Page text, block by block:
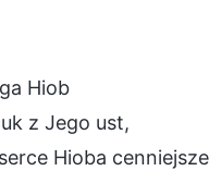
Hiob
z Jego ust,
Hioba cenniejsze